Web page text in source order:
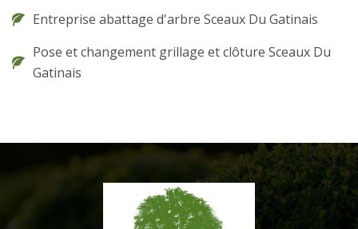
Entreprise abattage d'arbre Sceaux Du Gatinais
Pose et changement grillage et clôture Sceaux Du
Gatinais